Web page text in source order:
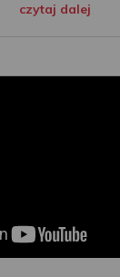
czytaj dalej